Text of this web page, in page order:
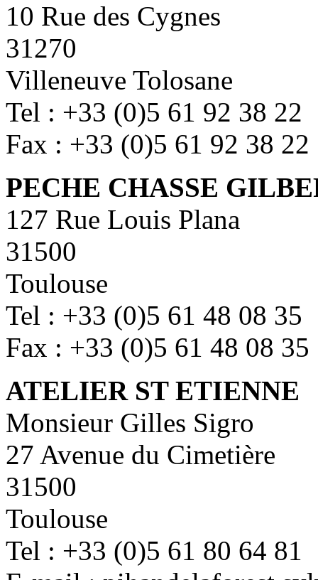
10 Rue des Cygnes
31270
Villeneuve Tolosane
Tel : +33 (0)5 61 92 38 22
Fax : +33 (0)5 61 92 38 22
PECHE CHASSE
127 Rue Louis Plana
31500
Toulouse
Tel : +33 (0)5 61 48 08 35
Fax : +33 (0)5 61 48 08 35
ATELIER ST ETIENNE
Monsieur Gilles Sigro
27 Avenue du Cimetière
31500
Toulouse
Tel : +33 (0)5 61 80 64 81